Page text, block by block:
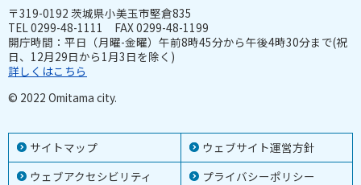
サイトマップ
ウェブサイト運営方針
ウェブアクセシビリティ
プライバシーポリシー
〒319-0192 茨城県小美玉市堅倉835
TEL 0299-48-1111 FAX 0299-48-1199
開庁時間：平日（月曜-金曜）午前8時45分から午後4時30分まで(祝
日、12月29日から1月3日を除く)
詳しくはこちら
© 2022 Omitama city.